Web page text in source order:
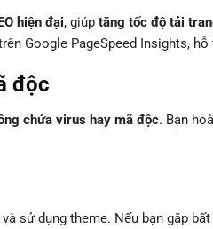
hiện đại, giúp tăng tốc độ tải
Google PageSpeed Insights,
độc
chứa virus hay mã độc. Bạn
sử dụng theme. Nếu bạn gặp